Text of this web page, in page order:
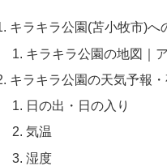
キラキラ公園(苫小牧市)へ
キラキラ公園の地図｜
キラキラ公園の天気予報
日の出・日の入り
気温
湿度